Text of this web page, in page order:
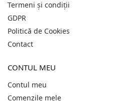
Termeni și condiții
GDPR
Politică de Cookies
Contact
CONTUL MEU
Contul meu
Comenzile mele